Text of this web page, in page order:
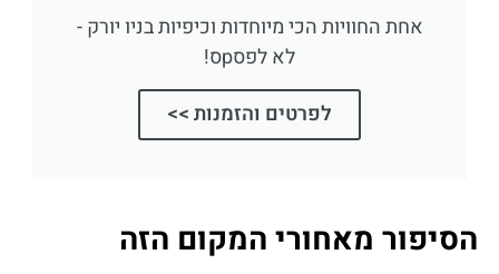
אחת החוויות הכי מיוחדות וכיפיות בניו יורק -
לא לפסpס!
לפרטים והזמנות >>
הסיפור מאחורי המקום הזה